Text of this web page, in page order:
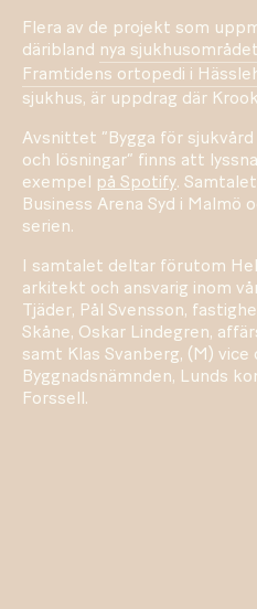
Flera av de projekt som
däribland nya
Framtidens ortopedi i
sjukhus, är uppdrag där
Avsnittet “Bygga för
och lösningar” finns att
exempel
på Spotify.
Business Arena Syd i Malmö
serien.
I samtalet deltar förutom
arkitekt och ansvarig inom
Tjäder, Pål Svensson,
Skåne, Oskar Lindegren,
samt Klas Svanberg, (M) vice
Byggnadsnämnden, Lunds
Forssell.